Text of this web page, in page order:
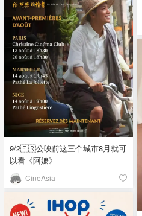
9/2🇫🇷公映前这三个城市8月就可
以看《阿嬷》
CineAsia